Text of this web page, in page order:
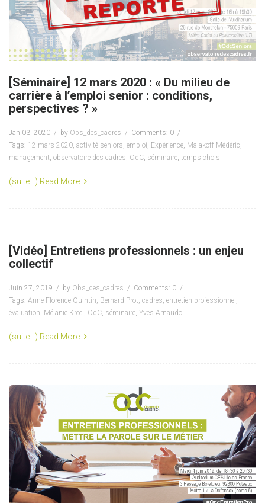
[Séminaire] 12 mars 2020 : « Du milieu de
carrière à l’emploi senior : conditions,
perspectives ? »
Jan 03, 2020 by Obs_des_cadres
Comments: 0
Tags: 12 mars 2020 activité seniors emploi Expérience Malakoff Médéric
management observatoire des cadres OdC séminaire temps choisi
(suite…) Read More
[Vidéo] Entretiens professionnels : un enjeu
collectif
Juin 27, 2019 by Obs_des_cadres
Comments: 0
Tags: Anne-Florence Quintin Bernard Prot cadres entretien professionnel
évaluation Mélanie Kreel OdC séminaire Yves Arnaudo
(suite…) Read More